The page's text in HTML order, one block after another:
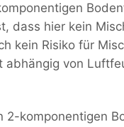
dass hier kein
kein Risiko für
abhängig von
2-komponentigen